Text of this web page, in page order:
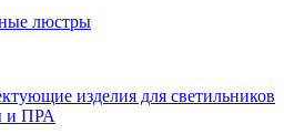
люстры
изделия для светильников
и ПРА